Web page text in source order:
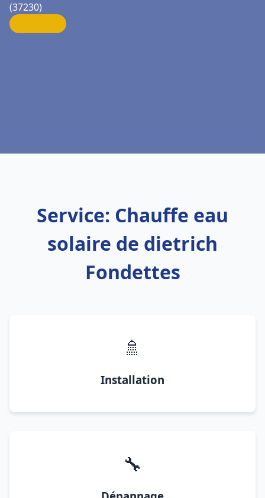
(37230)
Service: Chauffe eau
solaire de dietrich
Fondettes
🚿
Installation
🔧